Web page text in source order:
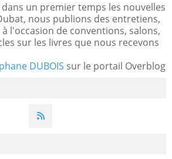
un premier temps les nouvelles
nous publions des entretiens,
l'occasion de conventions, salons,
sur les livres que nous recevons
DUBOIS sur le portail Overblog